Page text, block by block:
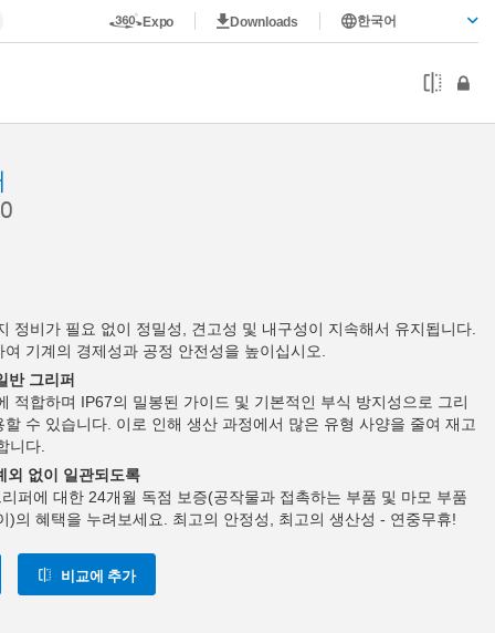
Expo Downloads 한국어
정비가 필요 없이 정밀성, 견고성 및 내구성이 지속해서 유지됩니다.
기계의 경제성과 공정 안전성을 높이십시오.
반 그리퍼
적합하며 IP67의 밀봉된 가이드 및 기본적인 부식 방지성으로 그리
수 있습니다. 이로 인해 생산 과정에서 많은 유형 사양을 줄여 재고
니다.
외 없이 일관되도록
퍼에 대한 24개월 독점 보증(공작물과 접촉하는 부품 및 마모 부품
)의 혜택을 누려보세요. 최고의 안정성, 최고의 생산성 - 연중무휴!
비교에 추가